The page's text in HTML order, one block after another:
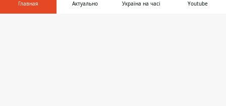
Главная Актуально Україна на часі Youtube